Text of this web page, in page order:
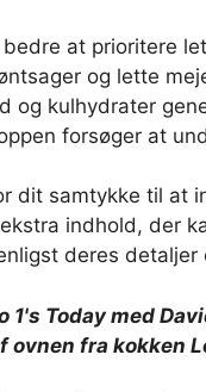
at prioritere
og lette
og kulhydrater
forsøger at
dit samtykke til at
indhold, der
deres
1's Today med
fra kokken